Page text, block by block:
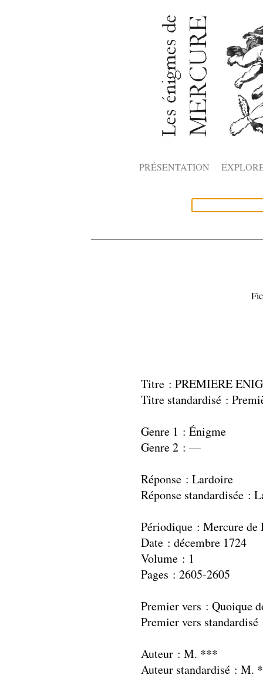
PRÉSENTATION
Titre : PREMIERE
Titre standardisé :
Genre 1 : Énigme
Genre 2 : —
Réponse : Lardoire
Réponse standardisée :
Périodique : Mercure de
Date : décembre 1724
Volume : 1
Pages : 2605-2605
Premier vers : Quoique
Premier vers
Auteur : M. ***
Auteur standardisé : M.